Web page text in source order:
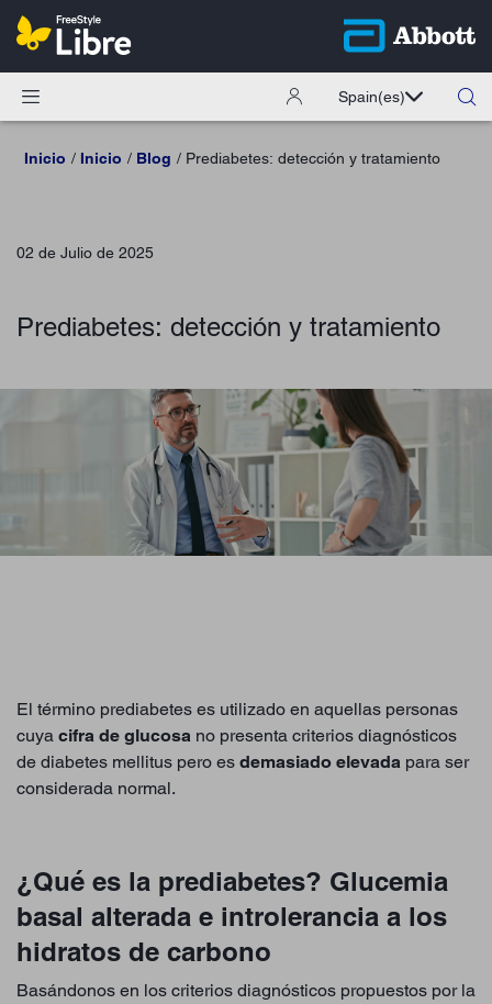
Spain(es)
Inicio Inicio Blog Prediabetes: detección y tratamiento
02 de Julio de 2025
Prediabetes: detección y tratamiento
El término prediabetes es utilizado en aquellas personas
cuya cifra de glucosa no presenta criterios diagnósticos
de diabetes mellitus pero es demasiado elevada para ser
considerada normal.
¿Qué es la prediabetes? Glucemia
basal alterada e introlerancia a los
hidratos de carbono
Basándonos en los criterios diagnósticos propuestos por la